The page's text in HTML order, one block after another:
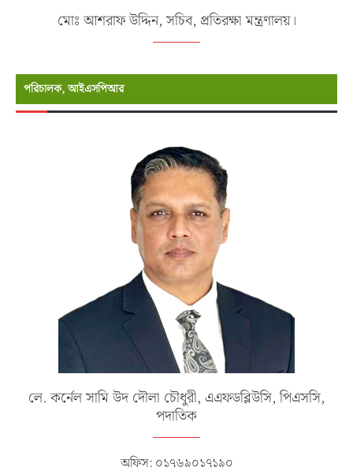
মোঃ আশরাফ উদ্দিন, সচিব, প্রতিরক্ষা মন্ত্রণালয়।
পরিচালক, আইএসপিআর
লে. কর্নেল সামি উদ দৌলা চৌধুরী, এএফডব্লিউসি, পিএসসি,
পদাতিক
অফিস: ০১৭৬৯০১৭১৯০